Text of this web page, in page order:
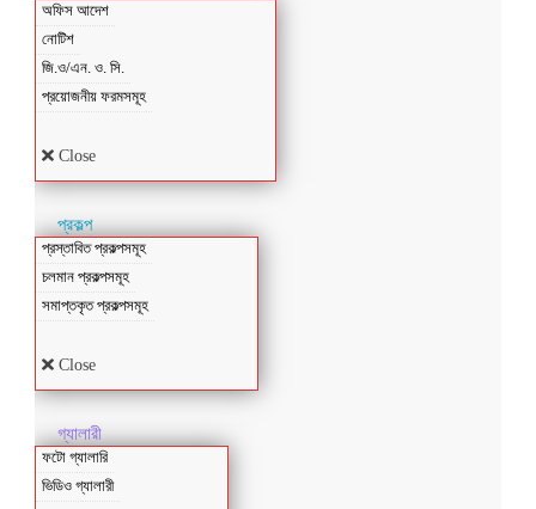
অফিস আদেশ
নোটিশ
জি.ও/এন. ও. সি.
প্রয়োজনীয় ফরমসমূহ
Close
প্রকল্প
প্রস্তাবিত প্রকল্পসমূহ
চলমান প্রকল্পসমূহ
সমাপ্তকৃত প্রকল্পসমূহ
Close
গ্যালারী
ফটো গ্যালারি
ভিডিও গ্যালারী